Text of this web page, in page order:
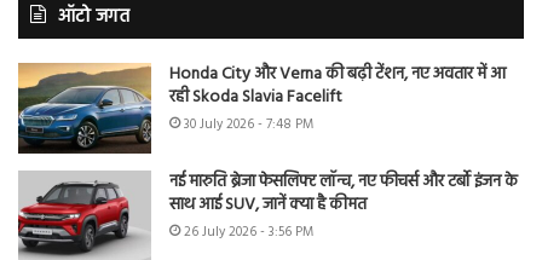
ऑटो जगत
Honda City और Verna की बढ़ी टेंशन, नए अवतार में आ
रही Skoda Slavia Facelift
30 July 2026 - 7:48 PM
नई मारुति ब्रेजा फेसलिफ्ट लॉन्च, नए फीचर्स और टर्बो इंजन के
साथ आई SUV, जानें क्या है कीमत
26 July 2026 - 3:56 PM